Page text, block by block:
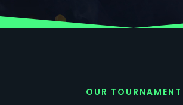
O U R T O U R NAM EN T